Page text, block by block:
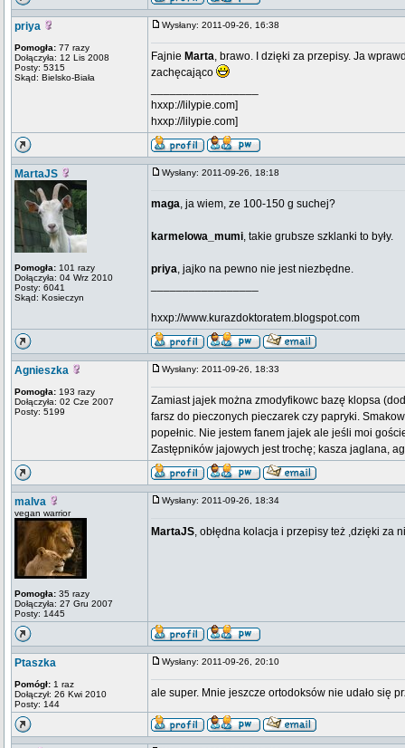
priya
Pomogła: 77 razy
Dołączyła: 12 Lis 2008
Posty: 5315
Skąd: Bielsko-Biała
Wysłany: 2011-09-26, 16:38
Fajnie Marta, brawo. I dzięki za przepisy. Ja
zachęcająco
hxxp://lilypie.com]
hxxp://lilypie.com]
MartaJS
Pomogła: 101 razy
Dołączyła: 04 Wrz 2010
Posty: 6041
Skąd: Kosieczyn
Wysłany: 2011-09-26, 18:18
maga, ja wiem, ze 100-150 g suchej?
karmelowa_mumi, takie grubsze szklanki to były.
priya, jajko na pewno nie jest niezbędne.
hxxp://www.kurazdoktoratem.blogspot.com
Agnieszka
Pomogła: 193 razy
Dołączyła: 02 Cze 2007
Posty: 5199
Wysłany: 2011-09-26, 18:33
Zamiast jajek można zmodyfikowc bazę klopsa
farsz do pieczonych pieczarek czy papryki.
popełnic. Nie jestem fanem jajek ale jeśli moi
Zastępników jajowych jest trochę; kasza jaglana,
malva
vegan warrior
Pomogła: 35 razy
Dołączyła: 27 Gru 2007
Posty: 1445
Wysłany: 2011-09-26, 18:34
MartaJS, obłędna kolacja i przepisy też ,dzięki za
Ptaszka
Pomógł: 1 raz
Dołączył: 26 Kwi 2010
Posty: 144
Wysłany: 2011-09-26, 20:10
ale super. Mnie jeszcze ortodoksów nie udało się